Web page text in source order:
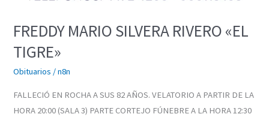
FREDDY MARIO SILVERA RIVERO «EL
TIGRE»
Obituarios /n8n
FALLECIÓ EN ROCHA A SUS 82 AÑOS. VELATORIO A PARTIR DE LA
HORA 20:00 (SALA 3) PARTE CORTEJO FÚNEBRE A LA HORA 12:30